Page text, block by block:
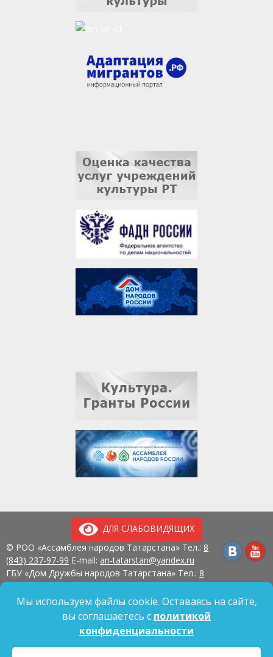
ДЛЯ СЛАБОВИДЯЩИХ
© РОО «Ассамблея народов Татарстана» Тел.: 8
(843) 237-97-99 E-mail: an-tatarstan@yandex.ru
ГБУ «Дом Дружбы народов Татарстана» Тел.: 8
420107, г. Казань, ул. Павлюхина, д. 57
Политика обработки персональных данных
Мы используем файлы cookie. Оставаясь на сайте,
вы соглашаетесь с политикой
конфиденциальности